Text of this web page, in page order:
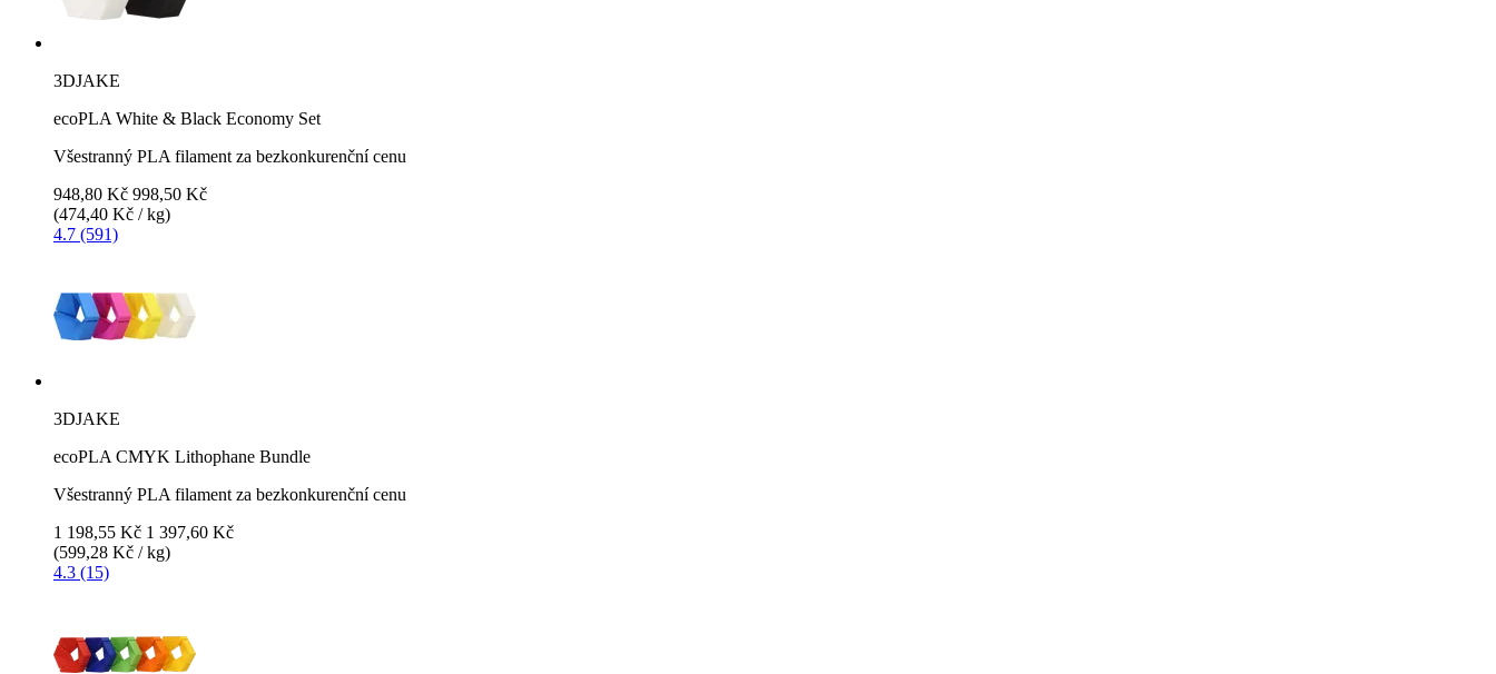
3DJAKE
ecoPLA White & Black Economy Set
Všestranný PLA filament za bezkonkurenční cenu
948,80 Kč 998,50 Kč
(474,40 Kč / kg)
4.7 (591)
3DJAKE
ecoPLA CMYK Lithophane Bundle
Všestranný PLA filament za bezkonkurenční cenu
1 198,55 Kč 1 397,60 Kč
(599,28 Kč / kg)
4.3 (15)